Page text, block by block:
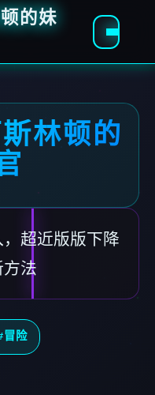
的妹
林顿的
超近版版下降
法
冒险